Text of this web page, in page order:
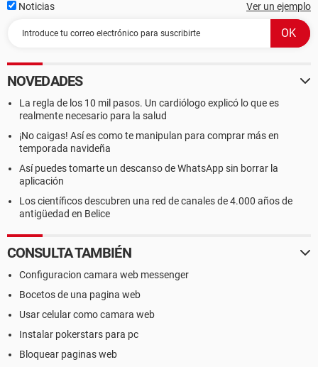
Noticias Ver un ejemplo
NOVEDADES
La regla de los 10 mil pasos. Un cardiólogo explicó lo que es
realmente necesario para la salud
¡No caigas! Así es como te manipulan para comprar más en
temporada navideña
Así puedes tomarte un descanso de WhatsApp sin borrar la
aplicación
Los científicos descubren una red de canales de 4.000 años de
antigüedad en Belice
CONSULTA TAMBIÉN
Configuracion camara web messenger
Bocetos de una pagina web
Usar celular como camara web
Instalar pokerstars para pc
Bloquear paginas web